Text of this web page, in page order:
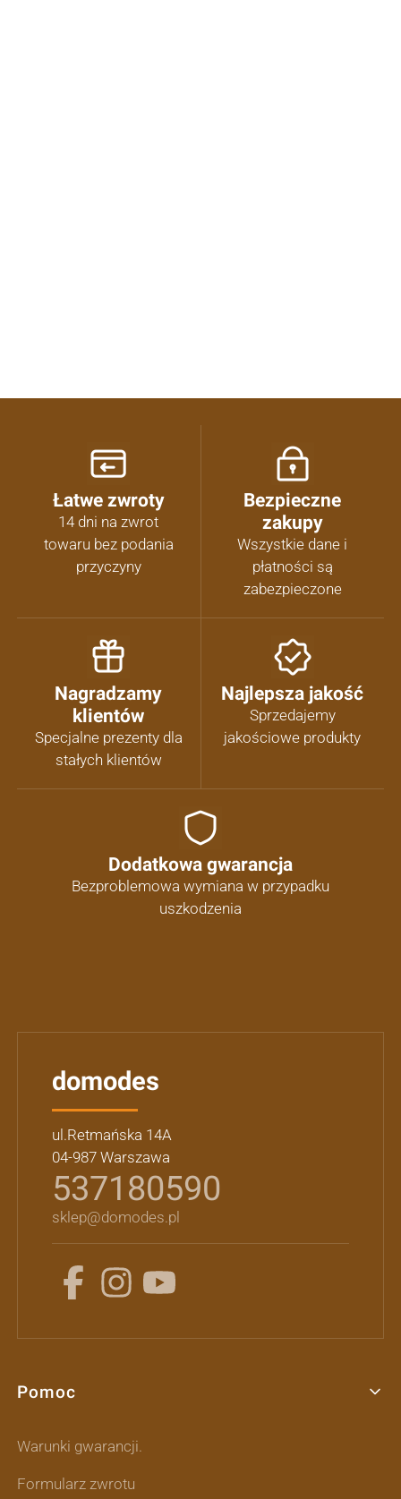
Łatwe zwroty
14 dni na zwrot
towaru bez podania
przyczyny
Bezpieczne
zakupy
Wszystkie dane i
płatności są
zabezpieczone
Nagradzamy
klientów
Specjalne prezenty dla
stałych klientów
Najlepsza jakość
Sprzedajemy
jakościowe produkty
Dodatkowa gwarancja
Bezproblemowa wymiana w przypadku
uszkodzenia
domodes
ul.Retmańska 14A
04-987 Warszawa
537180590
sklep@domodes.pl
Linki w stopce
Pomoc
Warunki gwarancji.
Formularz zwrotu